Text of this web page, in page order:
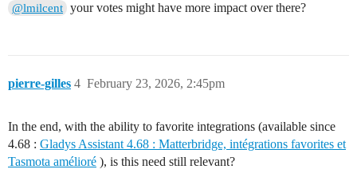
@lmilcent your votes might have more impact over there?
pierre-gilles February 23, 2026, 2:45pm
4
In the end, with the ability to favorite integrations (available since
4.68 : Gladys Assistant 4.68 : Matterbridge, intégrations favorites et
Tasmota amélioré ), is this need still relevant?